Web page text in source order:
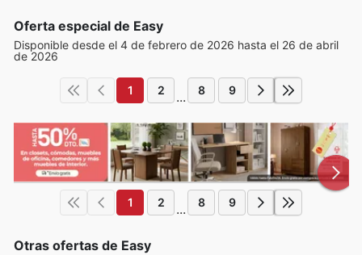
Oferta especial de Easy
Disponible desde el 4 de febrero de 2026 hasta el 26 de abril
de 2026
1 2 ... 8 9
1 2 ... 8 9
Otras ofertas de Easy